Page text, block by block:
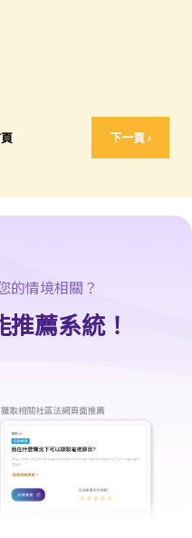
下一頁 ›
及買方，我可否支付較少的佣
即本人），我可否支付較少的佣
（表格4），而該代理向我介
我提供錯誤的資料，或忘記向
賣合約，並向該地產代理（及
及繳付臨時訂金（細訂）前，
的情境相關？
薦系統！